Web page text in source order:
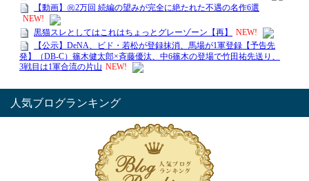
人気ブログランキング